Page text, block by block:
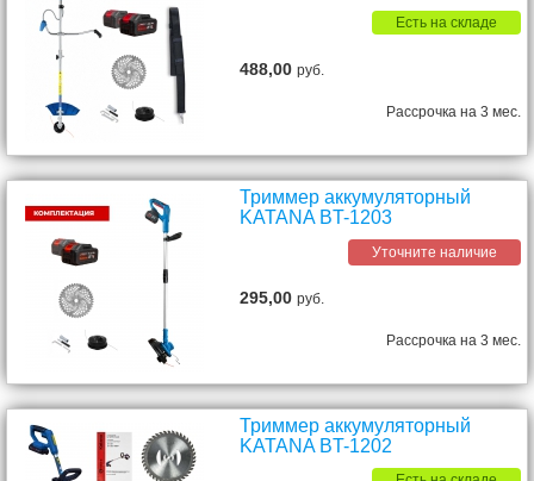
Есть на складе
488,00руб.
Рассрочка на 3 мес.
Триммер аккумуляторный
KATANA BT-1203
Уточните наличие
295,00руб.
Рассрочка на 3 мес.
Триммер аккумуляторный
KATANA BT-1202